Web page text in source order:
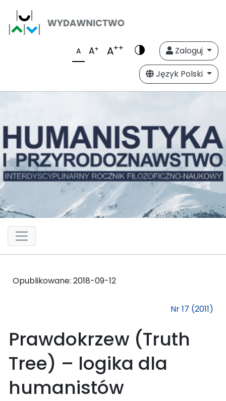
A A+ A++
Zaloguj
Język Polski
Opublikowane: 2018-09-12
Nr 17 (2011)
Prawdokrzew (Truth
Tree) – logika dla
humanistów